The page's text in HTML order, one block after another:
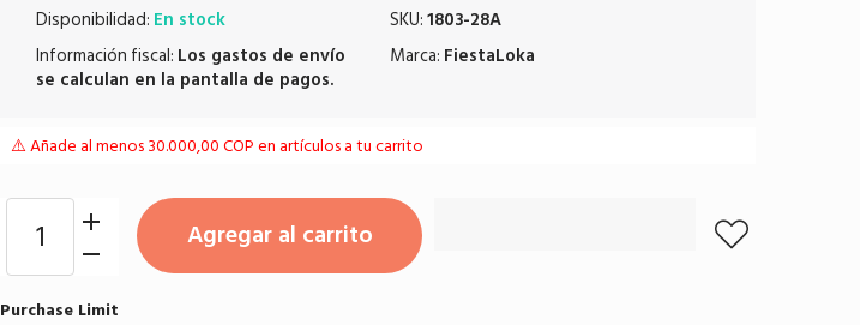
Disponibilidad: En stock
Información fiscal: Los gastos de envío
se calculan en la pantalla de pagos.
SKU:1803-28A
Marca: FiestaLoka
⚠️ Añade al menos 30.000,00 COP en artículos a tu carrito
Agregar al carrito
Purchase Limit